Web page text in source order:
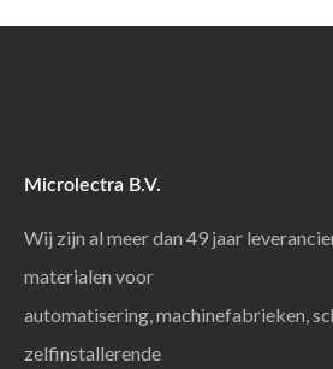
Microlectra B.V.
Wij zijn al meer dan 49 jaar
materialen voor
automatisering, machinefabrieken,
zelfinstallerende